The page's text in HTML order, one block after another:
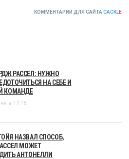
КОММЕНТАРИИ ДЛЯ САЙТА CACKLE
РАССЕЛ: НУЖНО
НА СЕБЕ И
КОМАНДЕ
в 17:18
НАЗВАЛ СПОСОБ,
МОЖЕТ
АНТОНЕЛЛИ